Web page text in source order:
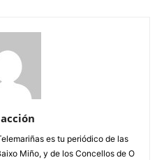
es tu periódico de las
Miño, y de los Concellos de O